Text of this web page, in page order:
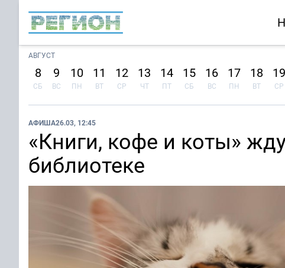
АВГУСТ
8
СБ
9
ВС
10
ПН
11
ВТ
12
СР
13
ЧТ
14
ПТ
15
СБ
16
ВС
17
ПН
18
ВТ
19
СР
АФИША26.03, 12:45
«Книги, кофе и коты»
библиотеке